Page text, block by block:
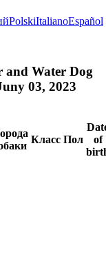
PolskiItalianoEspañol
and Water Dog
03, 2023
Класс Пол
of